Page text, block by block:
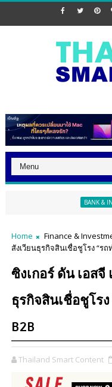
BANK & INSURANCE
Home Finance &
สังเวียนธุรกิจสินเชื่อชูโรง “รถ
ซิงเกอร์ ดัน เอส
ธุรกิจสินเชื่อชูโรง
B2B
Thailand Smart Content